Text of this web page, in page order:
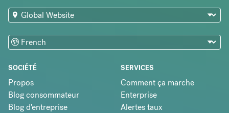
SOCIÉTÉ
Propos
Blog consommateur
Blog d'entreprise
SERVICES
Comment ça marche
Enterprise
Alertes taux